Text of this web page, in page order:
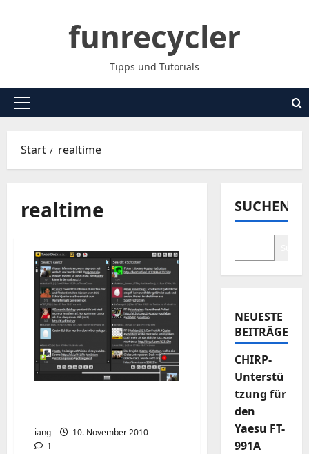
funrecycler
Tipps und Tutorials
Primäres
Start realtime
realtime
iang
10. November 2010
1
SUCHEN
NEUESTE
BEITRÄGE
CHIRP-
Unterstü
tzung für
den
Yaesu FT-
991A